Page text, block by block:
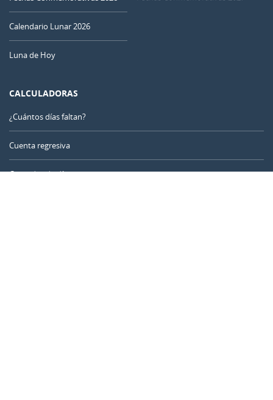
Calendario Lunar 2026
Luna de Hoy
CALCULADORAS
¿Cuántos días faltan?
Cuenta regresiva
Contador de días